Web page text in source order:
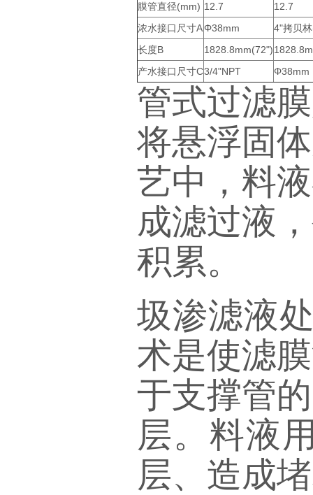
膜管直径(mm) 12.7
12.7
浓水接口尺寸AΦ38mm
4"拷贝
长度B
1828.8mm(72")
产水接口尺寸C3/4"NPT Φ38mm
管式过滤
将悬浮固
艺中，料
成滤过液
积累。
圾渗滤液
术是使滤
于支撑管
层。料液
层、造成